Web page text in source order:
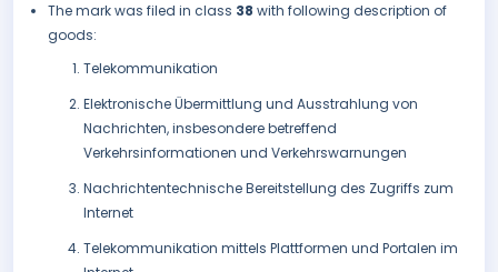
The mark was filed in class 38 with following description of
goods:
Telekommunikation
Elektronische Übermittlung und Ausstrahlung von
Nachrichten, insbesondere betreffend
Verkehrsinformationen und Verkehrswarnungen
Nachrichtentechnische Bereitstellung des Zugriffs zum
Internet
Telekommunikation mittels Plattformen und Portalen im